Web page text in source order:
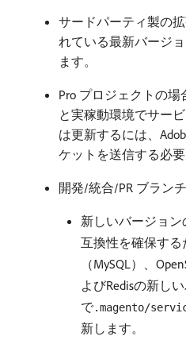
サードパーティ製の
れている最新バージ
ます。
Pro プロジェクトの
と実稼動環境でサー
は更新するには、
ケットを送信する必要
開発/統合/PR ブラン
新しいバージョン
互換性を確保する
（MySQL）、
よびRedisの新し
で.magento/
新します。